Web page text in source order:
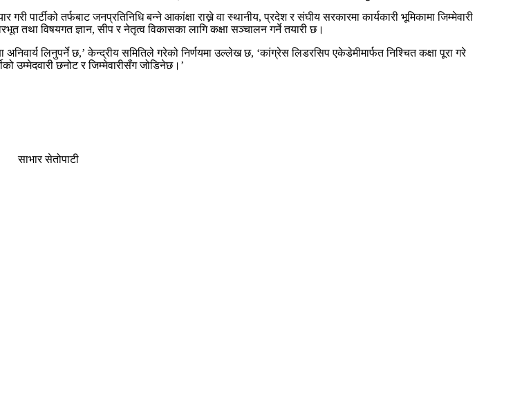
पार्टीको तर्फबाट जनप्रतिनिधि बन्ने आकांक्षा राख्ने वा स्थानीय, प्रदेश र संघीय सरकारमा कार्यकारी भूमिकामा जिम्मेवारी
तथा विषयगत ज्ञान, सीप र नेतृत्व विकासका लागि कक्षा सञ्चालन गर्ने तयारी छ।
अनिवार्य लिनुपर्ने छ,’ केन्द्रीय समितिले गरेको निर्णयमा उल्लेख छ, ‘कांग्रेस लिडरसिप एकेडेमीमार्फत निश्चित कक्षा पूरा गरे
उम्मेदवारी छनोट र जिम्मेवारीसँग जोडिनेछ।’
साभार सेतोपाटी